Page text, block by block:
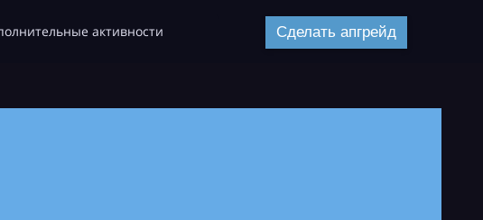
активности Сделать апгрейд